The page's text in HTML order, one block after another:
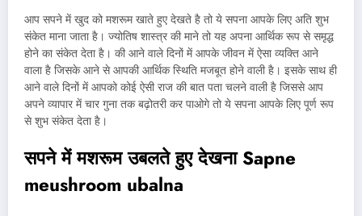
आप सपने में खुद को मशरूम खाते हुए देखते है तो ये सपना आपके लिए अति शुभ
संकेत माना जाता है। ज्योतिष शास्त्र की माने तो यह अपना आर्थिक रूप से समृद्ध
होने का संकेत देता है। की आने वाले दिनों में आपके जीवन में ऐसा व्यक्ति आने
वाला है जिसके आने से आपकी आर्थिक स्थिति मजबूत होने वाली है। इसके साथ ही
आने वाले दिनों में आपको कोई ऐसी राज की बात पता चलने वाली है जिससे आप
अपने व्यापार में चार गुना तक बढ़ोतरी कर पाओगे तो ये सपना आपके लिए पूर्ण रूप
से शुभ संकेत देता है।
सपने में मशरूम उबलते हुए देखनाSapne
meushroom ubalna